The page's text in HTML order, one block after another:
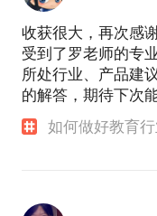
收获很大，再次感
受到了罗老师的专
所处行业、产品建
的解答，期待下次
如何做好教育